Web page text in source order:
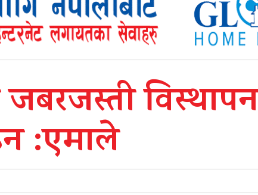
:एमाले